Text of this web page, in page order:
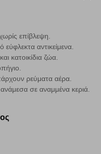
επίβλεψη.
αντικείμενα.
κατοικίδια ζώα.
ρεύματα αέρα.
σε αναμμένα κεριά.
Πάντα Ενεργό